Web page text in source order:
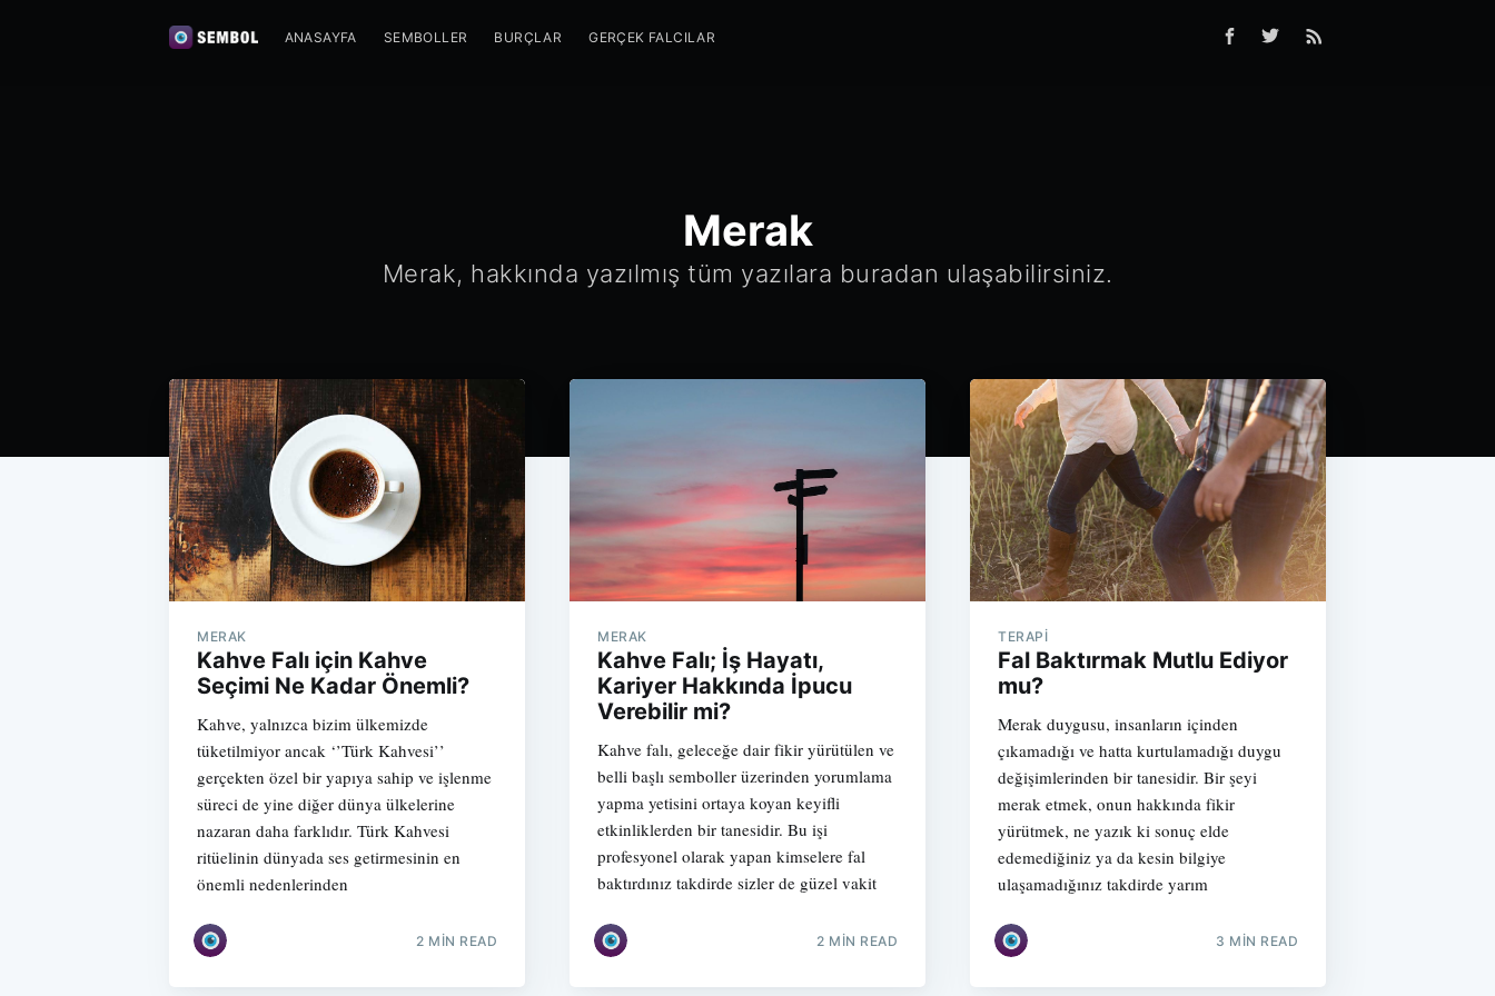
ANASAYFA SEMBOLLER BURÇLAR GERÇEK FALCILAR
Merak
Merak, hakkında yazılmış tüm yazılara buradan ulaşabilirsiniz.
MERAK
Kahve Falı için Kahve
Seçimi Ne Kadar Önemli?
Kahve, yalnızca bizim ülkemizde
tüketilmiyor ancak ‘’Türk Kahvesi’’
gerçekten özel bir yapıya sahip ve işlenme
süreci de yine diğer dünya ülkelerine
nazaran daha farklıdır. Türk Kahvesi
ritüelinin dünyada ses getirmesinin en
önemli nedenlerinden
2 MIN READ
MERAK
Kahve Falı; İş Hayatı,
Kariyer Hakkında İpucu
Verebilir mi?
Kahve falı, geleceğe dair fikir yürütülen ve
belli başlı semboller üzerinden yorumlama
yapma yetisini ortaya koyan keyifli
etkinliklerden bir tanesidir. Bu işi
profesyonel olarak yapan kimselere fal
baktırdınız takdirde sizler de güzel vakit
2 MIN READ
TERAPI
Fal Baktırmak Mutlu Ediyor
mu?
Merak duygusu, insanların içinden
çıkamadığı ve hatta kurtulamadığı duygu
değişimlerinden bir tanesidir. Bir şeyi
merak etmek, onun hakkında fikir
yürütmek, ne yazık ki sonuç elde
edemediğiniz ya da kesin bilgiye
ulaşamadığınız takdirde yarım
3 MIN READ